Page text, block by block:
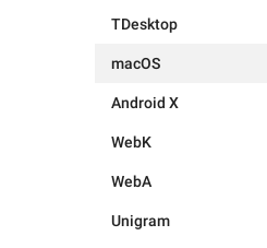
TDesktop
macOS
Android X
WebK
WebA
Unigram